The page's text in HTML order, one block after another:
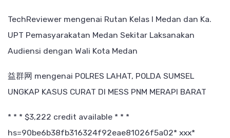
TechReviewer mengenai Rutan Kelas I Medan dan Ka.
UPT Pemasyarakatan Medan Sekitar Laksanakan
Audiensi dengan Wali Kota Medan
益群网 mengenai POLRES LAHAT, POLDA SUMSEL
UNGKAP KASUS CURAT DI MESS PNM MERAPI BARAT
* * * $3,222 credit available * * *
hs=90be6b38fb316324f92eae81026f5a02* ххх*